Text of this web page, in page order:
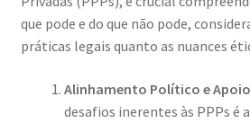
que pode e do que não pode,
práticas legais quanto as nuances
Alinhamento Político e
desafios inerentes às PPPs é